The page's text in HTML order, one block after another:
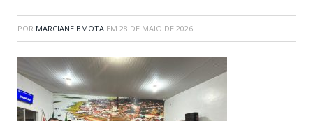
POR MARCIANE.BMOTA EM 28 DE MAIO DE 2026